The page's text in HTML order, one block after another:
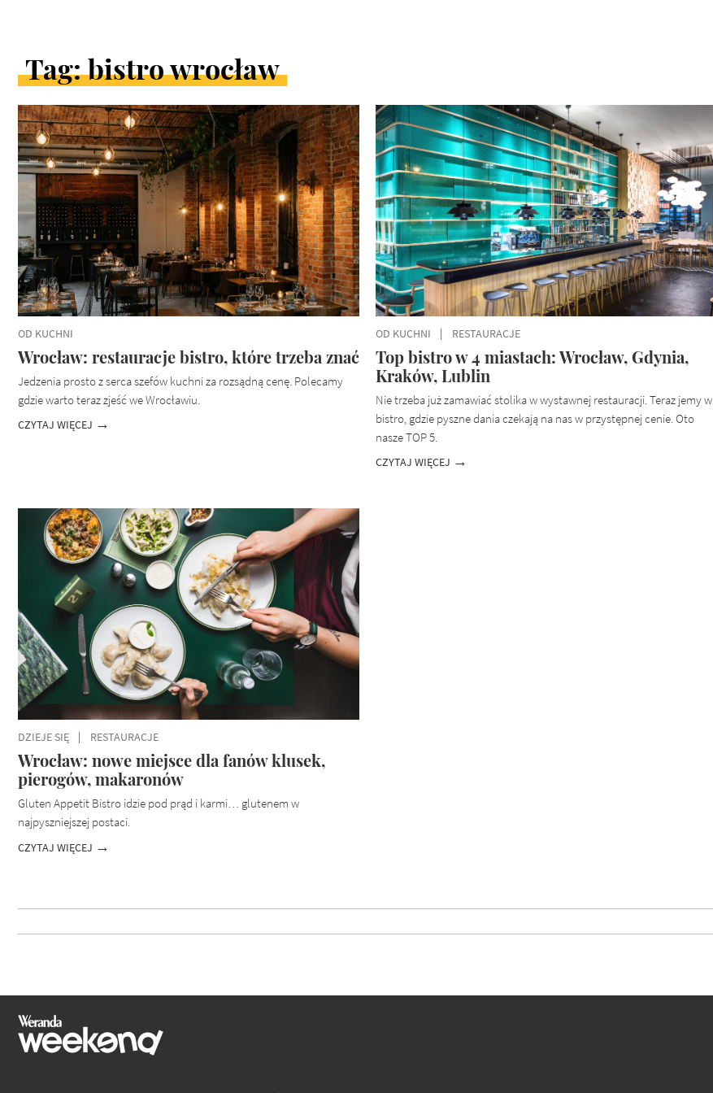
Tag: bistro wrocław
ARTYKUŁY
W
KATEGORII
OD KUCHNI
Wrocław: restauracje bistro, które trzeba znać
Jedzenia prosto z serca szefów kuchni za rozsądną cenę. Polecamy
gdzie warto teraz zjeść we Wrocławiu.
CZYTAJ WIĘCEJ
OD KUCHNI RESTAURACJE
Top bistro w 4 miastach: Wrocław, Gdynia,
Kraków, Lublin
Nie trzeba już zamawiać stolika w wystawnej restauracji. Teraz jemy w
bistro, gdzie pyszne dania czekają na nas w przystępnej cenie. Oto
nasze TOP 5.
CZYTAJ WIĘCEJ
DZIEJE SIĘ RESTAURACJE
Wrocław: nowe miejsce dla fanów klusek,
pierogów, makaronów
Gluten Appetit Bistro idzie pod prąd i karmi… glutenem w
najpyszniejszej postaci.
CZYTAJ WIĘCEJ